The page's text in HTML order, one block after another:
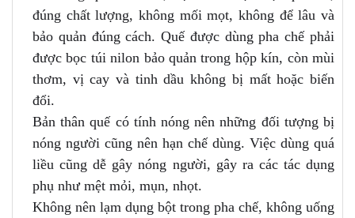
đúng chất lượng, không mối mọt, không để lâu và
bảo quản đúng cách. Quế được dùng pha chế phải
được bọc túi nilon bảo quản trong hộp kín, còn mùi
thơm, vị cay và tinh dầu không bị mất hoặc biến
đổi.
Bản thân quế có tính nóng nên những đối tượng bị
nóng người cũng nên hạn chế dùng. Việc dùng quá
liều cũng dễ gây nóng người, gây ra các tác dụng
phụ như mệt mỏi, mụn, nhọt.
Không nên lạm dụng bột trong pha chế, không uống